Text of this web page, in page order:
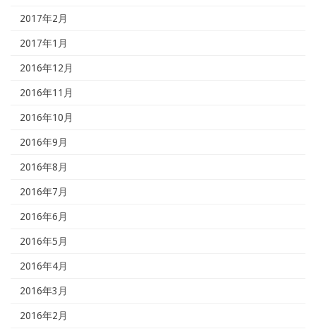
2017年2月
2017年1月
2016年12月
2016年11月
2016年10月
2016年9月
2016年8月
2016年7月
2016年6月
2016年5月
2016年4月
2016年3月
2016年2月